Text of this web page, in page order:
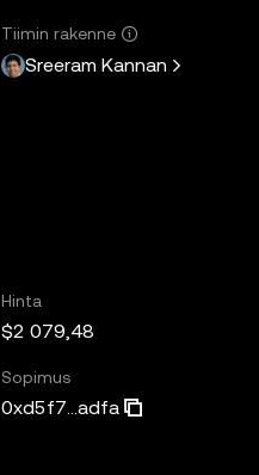
Tiimin rakenne
Sreeram Kannan
Hinta
$2 079,48
Sopimus
0xd5f7...adfa